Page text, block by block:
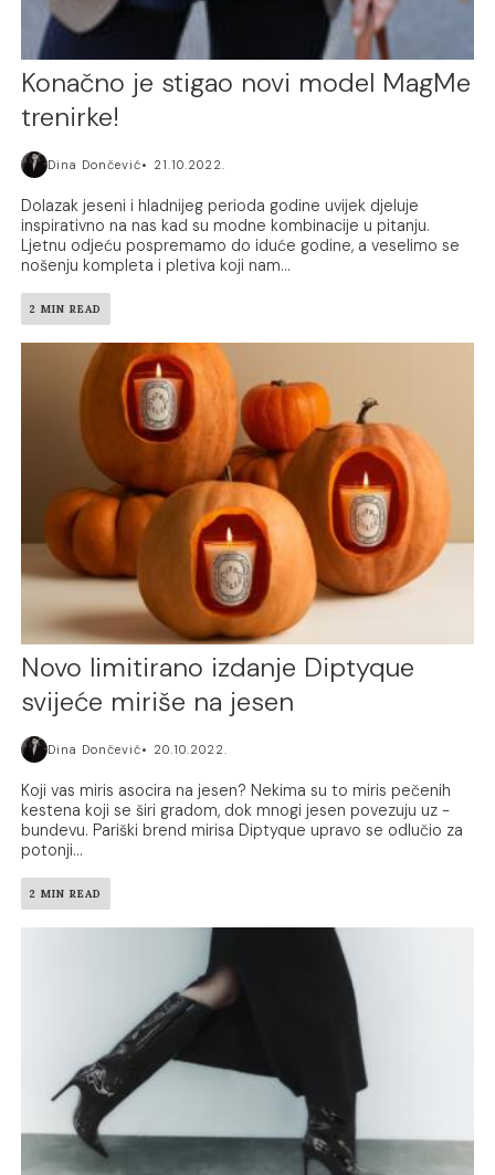
Konačno je stigao novi model MagMe
trenirke!
Dina Dončević 21.10.2022.
Dolazak jeseni i hladnijeg perioda godine uvijek djeluje
inspirativno na nas kad su modne kombinacije u pitanju.
Ljetnu odjeću pospremamo do iduće godine, a veselimo se
nošenju kompleta i pletiva koji nam...
2 MIN READ
Novo limitirano izdanje Diptyque
svijeće miriše na jesen
Dina Dončević 20.10.2022.
Koji vas miris asocira na jesen? Nekima su to miris pečenih
kestena koji se širi gradom, dok mnogi jesen povezuju uz -
bundevu. Pariški brend mirisa Diptyque upravo se odlučio za
potonji...
2 MIN READ